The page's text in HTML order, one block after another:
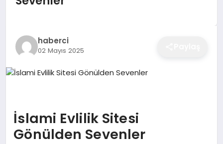
EĞITIM
SAĞLIK
haberci
02 Mayıs 2025
İslami Evlilik Sitesi
Gönülden Sevenler